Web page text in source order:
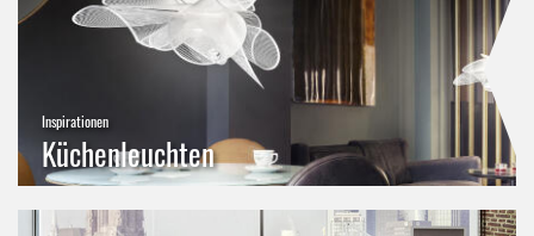
Inspirationen
Küchenleuchten